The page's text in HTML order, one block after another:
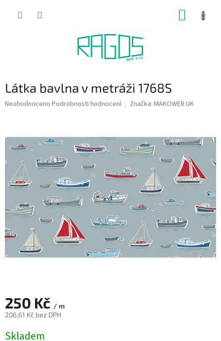
Látka bavlna v metráži 1768S
Průměrné
0,0
5
hvězdiček.
Neohodnoceno Podrobnosti hodnocení Značka: MAKOWER UK
250 Kč / m
206,61 Kč bez DPH
cena:
Skladem